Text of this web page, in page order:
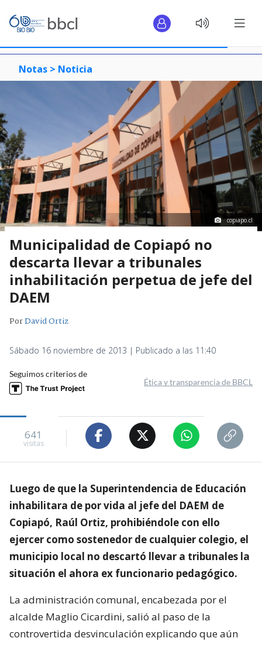
Notas > Noticia
copiapo.cl
Municipalidad de Copiapó no
descarta llevar a tribunales
inhabilitación perpetua de jefe del
DAEM
PorDavid Ortiz
Sábado 16 noviembre de 2013 | Publicado a las 11:40
Seguimos criterios de
Ética y transparencia de BBCL
641
visitas
Luego de que la Superintendencia de Educación
inhabilitara de por vida al jefe del DAEM de
Copiapó, Raúl Ortiz, prohibiéndole con ello
ejercer como sostenedor de cualquier colegio, el
municipio local no descartó llevar a tribunales la
situación el ahora ex funcionario pedagógico.
La administración comunal, encabezada por el
alcalde Maglio Cicardini, salió al paso de la
controvertida desvinculación explicando que aún